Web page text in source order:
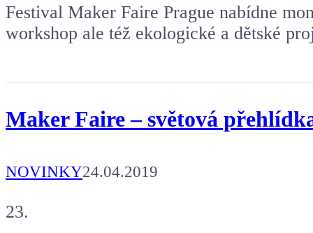
Festival Maker Faire Prague nabídne
workshop ale též ekologické a dětské
Maker Faire – světová
NOVINKY24.04.2019
23.